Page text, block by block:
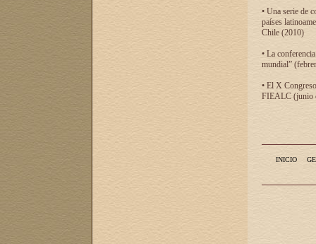
• Una serie de
países
Chile (2010)
• La
mundial”
• El X
FIEALC (junio
INICIO